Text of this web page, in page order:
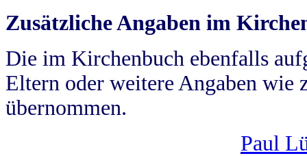
Zusätzliche Angaben im
Die im Kirchenbuch ebenfalls
Eltern oder weitere Angaben wie
übernommen.
Paul